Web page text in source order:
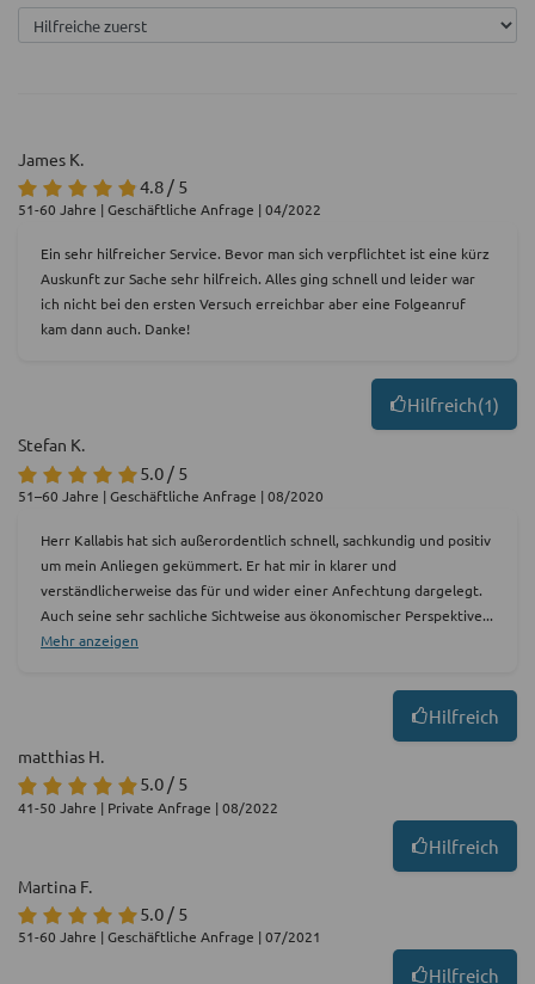
James K.
4.8 / 5
51-60 Jahre | Geschäftliche Anfrage | 04/2022
Ein sehr hilfreicher Service. Bevor man sich verpflichtet ist eine kürz
Auskunft zur Sache sehr hilfreich. Alles ging schnell und leider war
ich nicht bei den ersten Versuch erreichbar aber eine Folgeanruf
kam dann auch. Danke!
Hilfreich(1)
Stefan K.
5.0 / 5
51–60 Jahre | Geschäftliche Anfrage | 08/2020
Herr Kallabis hat sich außerordentlich schnell, sachkundig und positiv
um mein Anliegen gekümmert. Er hat mir in klarer und
verständlicherweise das für und wider einer Anfechtung dargelegt.
Auch seine sehr sachliche Sichtweise aus ökonomischer Perspektive...
Mehr anzeigen
Hilfreich
matthias H.
5.0 / 5
41-50 Jahre | Private Anfrage | 08/2022
Hilfreich
Martina F.
5.0 / 5
51-60 Jahre | Geschäftliche Anfrage | 07/2021
Hilfreich